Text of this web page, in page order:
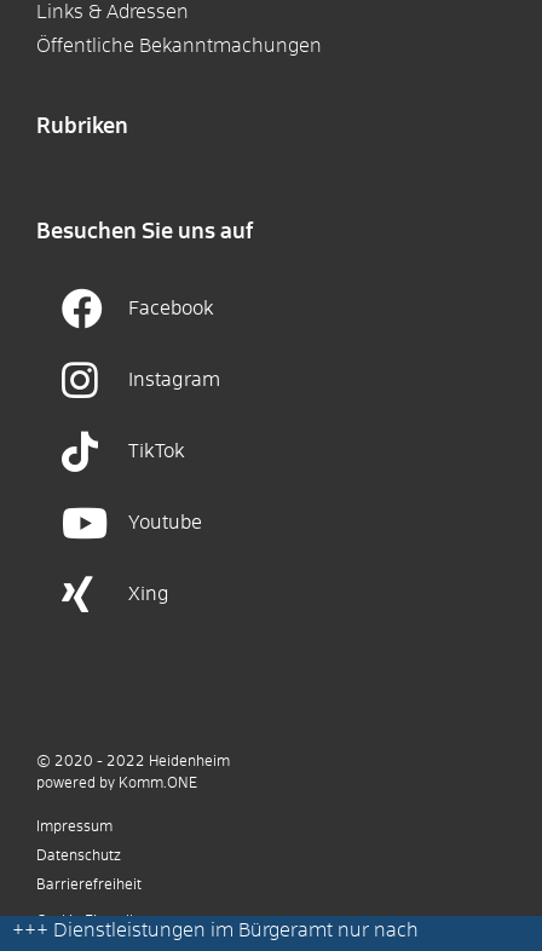
Links & Adressen
Öffentliche Bekanntmachungen
Rubriken
Besuchen Sie uns auf
Facebook
Instagram
TikTok
Youtube
Xing
+++ Dienstleistungen im Bürgeramt nur nach
© 2020 - 2022 Heidenheim
powered by Komm.ONE
Impressum
Datenschutz
Barrierefreiheit
Cookie Einstellungen